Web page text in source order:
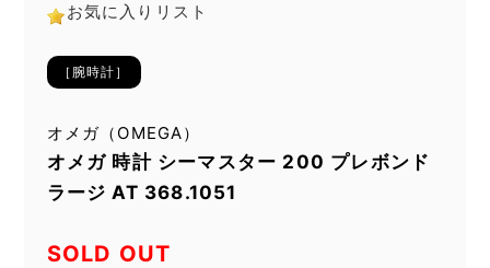
お気に入りリスト
［腕時計］
オメガ（OMEGA）
オメガ 時計 シーマスター 200 プレボンド
ラージ AT 368.1051
SOLD OUT